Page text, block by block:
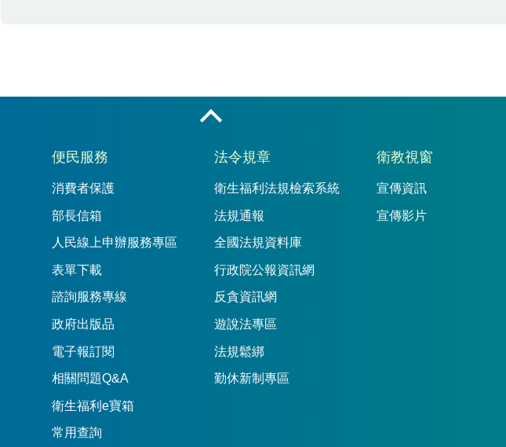
便民服務
消費者保護
部長信箱
人民線上申辦服務專區
表單下載
諮詢服務專線
政府出版品
電子報訂閱
相關問題Q&A
衛生福利e寶箱
常用查詢
法令規章
衛生福利法規檢索系統
法規通報
全國法規資料庫
行政院公報資訊網
反貪資訊網
遊說法專區
法規鬆綁
勤休新制專區
衛教視窗
宣傳資訊
宣傳影片